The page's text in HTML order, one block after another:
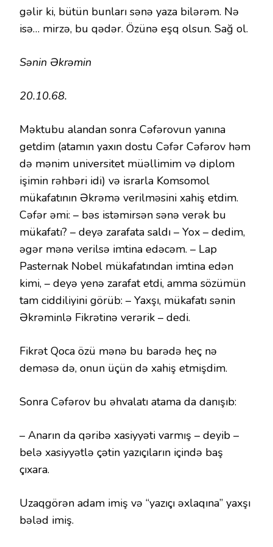
gəlir ki, bütün bunları sənə yaza bilərəm. Nə
isə… mirzə, bu qədər. Özünə eşq olsun. Sağ ol.
Sənin Əkrəmin
20.10.68.
Məktubu alandan sonra Cəfərovun yanına
getdim (atamın yaxın dostu Cəfər Cəfərov həm
də mənim universitet müəllimim və diplom
işimin rəhbəri idi) və israrla Komsomol
mükafatının Əkrəmə verilməsini xahiş etdim.
Cəfər əmi: – bəs istəmirsən sənə verək bu
mükafatı? – deyə zarafata saldı – Yox – dedim,
əgər mənə verilsə imtina edəcəm. – Lap
Pasternak Nobel mükafatından imtina edən
kimi, – deyə yenə zarafat etdi, amma sözümün
tam ciddiliyini görüb: – Yaxşı, mükafatı sənin
Əkrəminlə Fikrətinə verərik – dedi.
Fikrət Qoca özü mənə bu barədə heç nə
deməsə də, onun üçün də xahiş etmişdim.
Sonra Cəfərov bu əhvalatı atama da danışıb:
– Anarın da qəribə xasiyyəti varmış – deyib –
belə xasiyyətlə çətin yazıçıların içində baş
çıxara.
Uzaqgörən adam imiş və “yazıçı əxlaqına” yaxşı
bələd imiş.